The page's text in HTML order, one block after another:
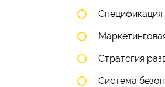
Спецификация
Стратегия
Система